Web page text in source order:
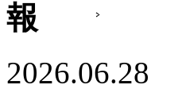
2026.06.28